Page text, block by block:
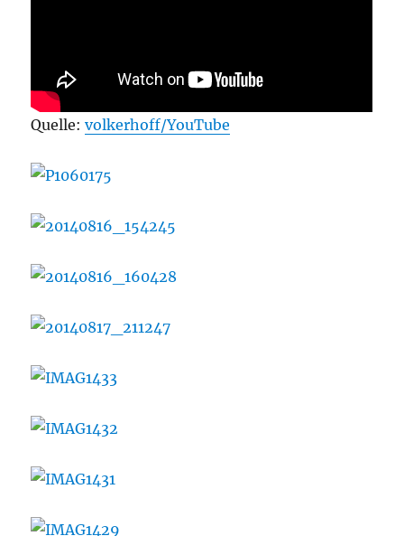
Quelle:volkerhoff/YouTube